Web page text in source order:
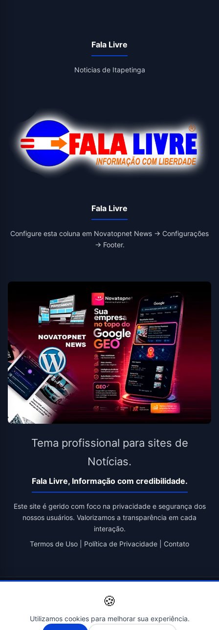
Fala Livre
Noticias de Itapetinga
Fala Livre
Configure esta coluna em Novatopnet News → Configurações
→ Footer.
Tema profissional para sites de
Notícias.
Fala Livre, Informação com credibilidade.
Este site é gerido com foco na privacidade e segurança dos
nossos usuários. Valorizamos a transparência em cada
interação.
Termos de Uso
Política de Privacidade Contato
Novatopnet
🍪
Utilizamos cookies para melhorar sua experiência.